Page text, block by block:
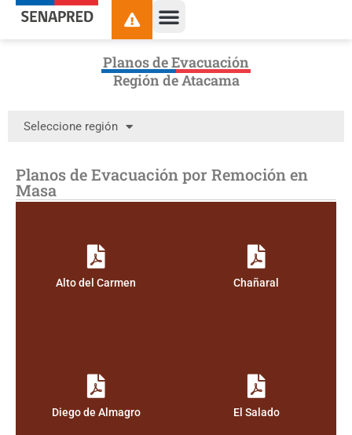
Planos de Evacuación
Región de Atacama
Seleccione región
Planos de Evacuación por Remoción en
Masa
Alto del Carmen Chañaral
Diego de Almagro El Salado